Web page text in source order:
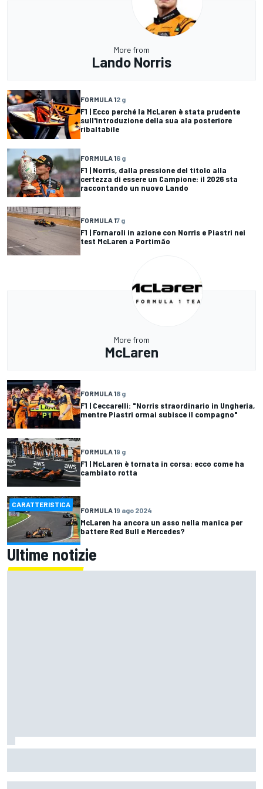
More from
Lando Norris
FORMULA 12 g
F1 | Ecco perché la McLaren è stata prudente
sull'introduzione della sua ala posteriore
ribaltabile
FORMULA 16 g
F1 | Norris, dalla pressione del titolo alla
certezza di essere un Campione: il 2026 sta
raccontando un nuovo Lando
FORMULA 17 g
F1 | Fornaroli in azione con Norris e Piastri nei
test McLaren a Portimão
More from
McLaren
FORMULA 18 g
F1 | Ceccarelli: "Norris straordinario in Ungheria,
mentre Piastri ormai subisce il compagno"
FORMULA 19 g
F1 | McLaren è tornata in corsa: ecco come ha
cambiato rotta
CARATTERISTICA
FORMULA 19 ago 2024
McLaren ha ancora un asso nella manica per
battere Red Bull e Mercedes?
Ultime notizie